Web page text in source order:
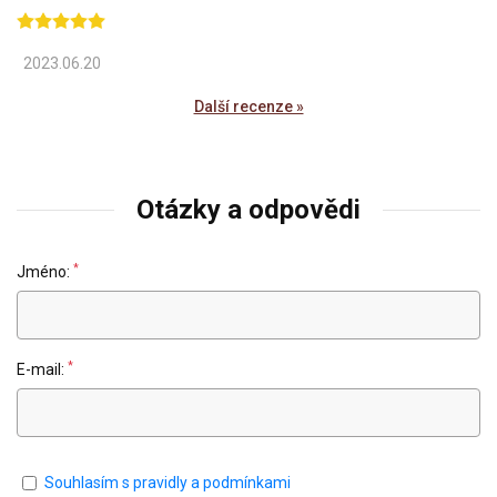
2023.06.20
Další recenze »
Otázky a odpovědi
Jméno: *
E-mail: *
Souhlasím s pravidly a podmínkami